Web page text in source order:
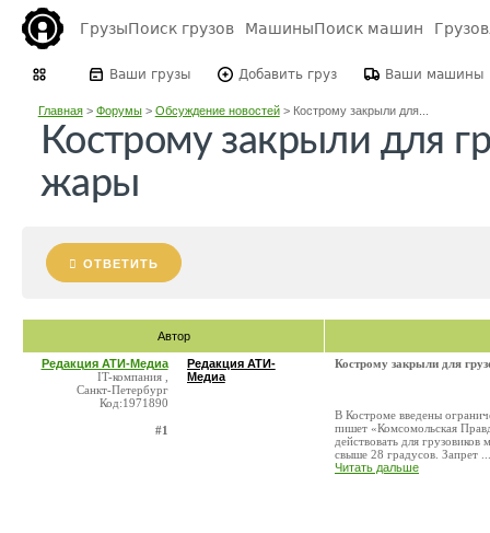
ГрузыПоиск грузов МашиныПоиск машин
Ваши грузы Добавить груз Ваши машины
Главная> Форумы> Обсуждение новостей> Кострому закрыли для...
Кострому закрыли для
жары
ОТВЕТИТЬ
Автор
Редакция АТИ-Медиа
IT-компания ,
Санкт-Петербург
Код:1971890
#1
Редакция АТИ-
Медиа
Кострому закрыли для
В Костроме введены
пишет «Комсомольская
действовать для
свыше 28 градусов. Запрет ...
Читать дальше